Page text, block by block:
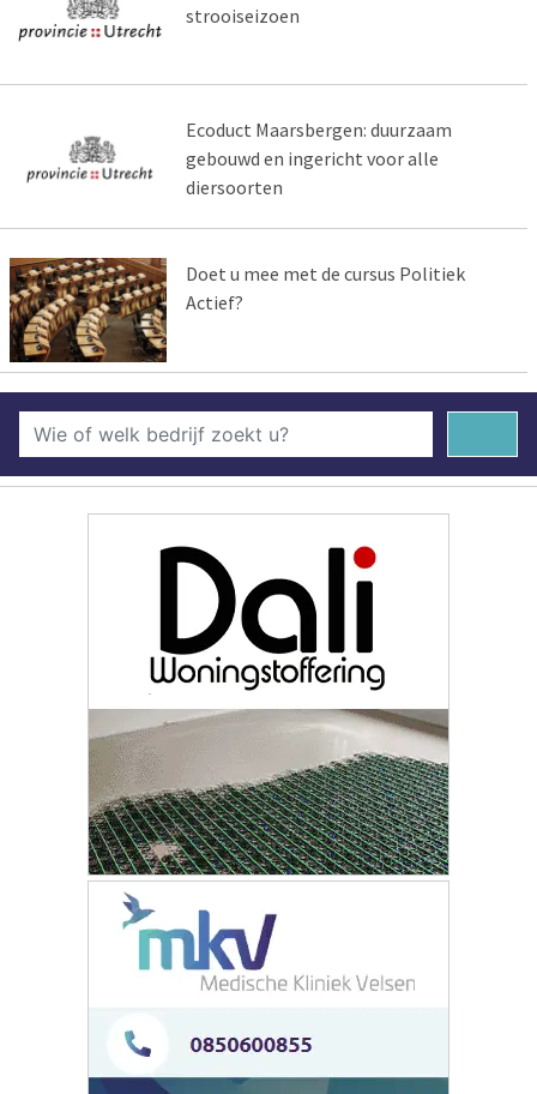
strooiseizoen
Ecoduct Maarsbergen: duurzaam
gebouwd en ingericht voor alle
diersoorten
Doet u mee met de cursus Politiek
Actief?